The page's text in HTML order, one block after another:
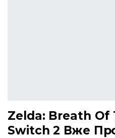
Zelda: Breath Of
Switch 2 Вже